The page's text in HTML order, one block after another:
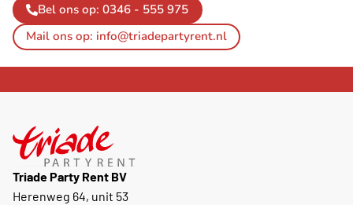
Bel ons op: 0346 - 555 975
Mail ons op: info@triadepartyrent.nl
Triade Party Rent BV
Herenweg 64, unit 53